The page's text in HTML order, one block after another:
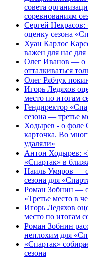
совета
соревнованиям
Сергей
оценку сезона
Хуан Карлос
важен для нас
Олег Иванов — о
отталкиваться
Олег Рябчук
Игорь Ледяхов
место по итогам
Гендиректор
сезона — третье
Ходырев - о фоле
карточка. Во
удаляли»
Антон Ходырев:
«Спартак» в
Наиль Умяров — о
сезона для
Роман Зобнин —
«Третье место в
Игорь Ледяхов
место по итогам
Роман Зобнин
неплохим для
«Спартак»
сезона